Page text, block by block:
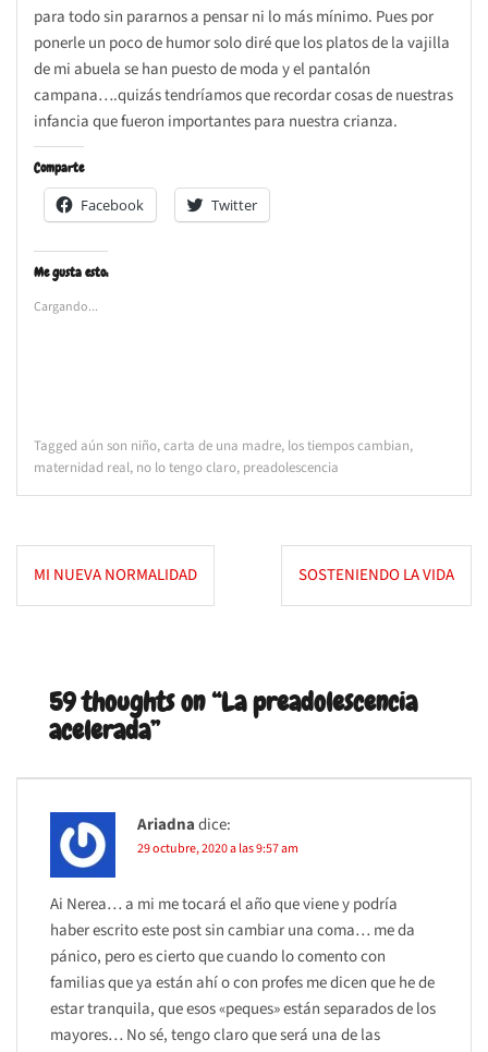
para todo sin pararnos a pensar ni lo más mínimo. Pues por
ponerle un poco de humor solo diré que los platos de la vajilla
de mi abuela se han puesto de moda y el pantalón
campana….quizás tendríamos que recordar cosas de nuestras
infancia que fueron importantes para nuestra crianza.
Comparte
Facebook Twitter
Me gusta esto:
Cargando...
Tagged aún son niño,carta de una madre, los tiempos cambian,
maternidad real, no lo tengo claro, preadolescencia
Navegación
de
MI NUEVA NORMALIDAD SOSTENIENDO LA VIDA
59 thoughts on “La preadolescencia
acelerada”
Ariadnadice:
29 octubre, 2020 a las 9:57 am
Ai Nerea… a mi me tocará el año que viene y podría
haber escrito este post sin cambiar una coma… me da
pánico, pero es cierto que cuando lo comento con
familias que ya están ahí o con profes me dicen que he de
estar tranquila, que esos «peques» están separados de los
mayores… No sé, tengo claro que será una de las